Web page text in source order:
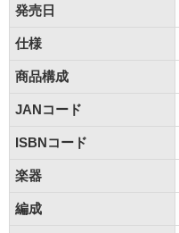
発売日
仕様
商品構成
JANコード
ISBNコード
楽器
編成